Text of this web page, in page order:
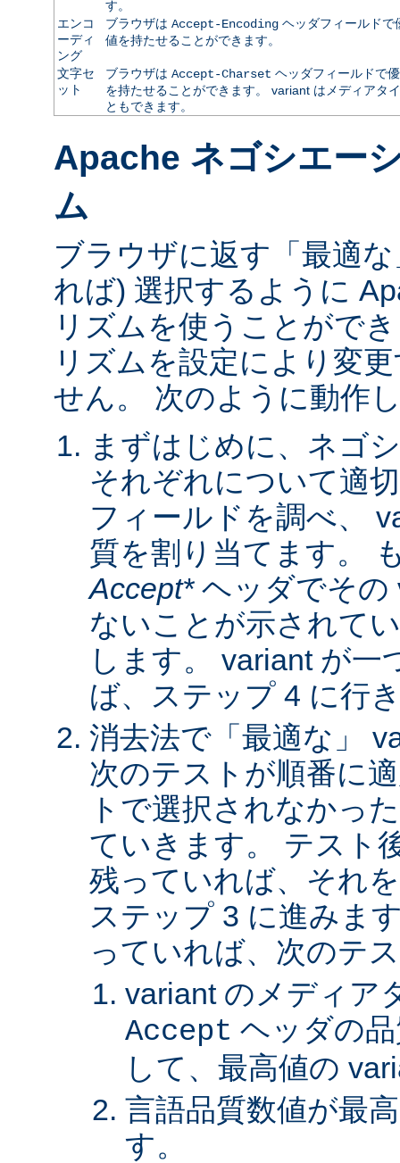
す。
エンコ
ーディ
ング
ブラウザは Accept-Encodingヘッダフィールドで
値を持たせることができます。
文字セ
ット
ブラウザは Accept-Charset ヘッダフィールドで
を持たせることができます。 variant はメディアタ
ともできます。
Apache ネゴシエー
ム
ブラウザに返す「最適
れば) 選択するように
リズムを使うことがで
リズムを設定により変
せん。 次のように動作
まずはじめに、ネゴ
それぞれについて適
フィールドを調べ、
質を割り当てます。
Accept*ヘッダでその
ないことが示されて
します。 variant が
ば、ステップ 4 に行
消去法で「最適な」
次のテストが順番に
トで選択されなかっ
ていきます。 テスト
残っていれば、それ
ステップ 3 に進みま
っていれば、次のテ
variant のメディア
Accept ヘッダの
して、最高値の
言語品質数値が最
す。